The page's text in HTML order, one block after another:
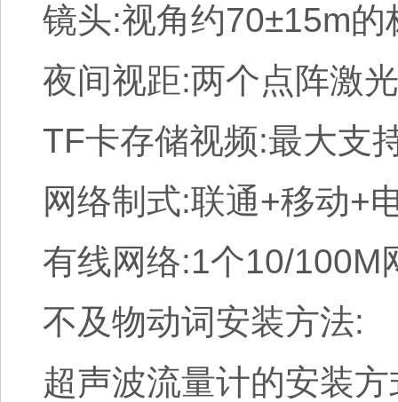
镜头:视角约70±15m
夜间视距:两个点阵激
TF卡存储视频:最大支
网络制式:联通+移动+
有线网络:1个10/100M
不及物动词安装方法:
超声波流量计的安装方